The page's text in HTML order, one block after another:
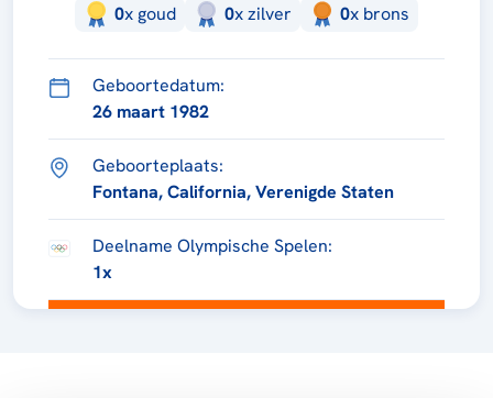
0x goud 0xzilver 0x brons
Geboortedatum:
26 maart 1982
Geboorteplaats:
Fontana, California, Verenigde Staten
Deelname Olympische Spelen:
1x